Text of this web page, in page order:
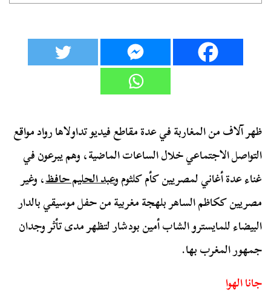
ظهر آلاف من المغاربة في عدة مقاطع فيديو تداولاها رواد مواقع
التواصل الاجتماعي خلال الساعات الماضية، وهم يبرعون في
غناء عدة أغاني لمصريين كأم كلثوم وعبد الحليم حافظ، وغير
مصريين ككاظم الساهر بلهجة مغربية من حفل موسيقي بالدار
البيضاء للمايسترو الشاب أمين بودشار لتظهر مدى تأثر وجدان
جمهور المغرب بها.
جانا الهوا